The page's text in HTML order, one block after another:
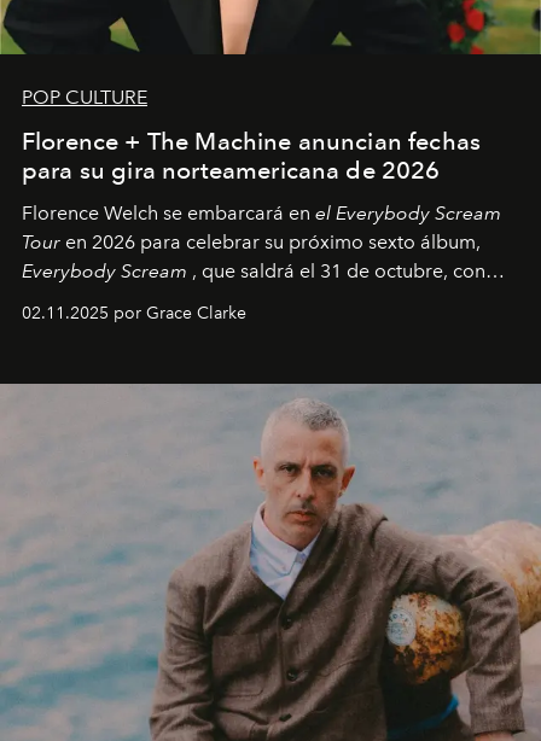
POP CULTURE
Florence + The Machine anuncian fechas
para su gira norteamericana de 2026
Florence Welch se embarcará en el Everybody Scream
Tour en 2026 para celebrar su próximo sexto álbum,
Everybody Scream , que saldrá el 31 de octubre, con
02.11.2025 por Grace Clarke